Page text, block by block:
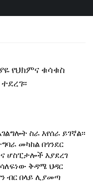
የህክምና ቁሳቁስ
ስራ እየሰራ ይገኛል፡፡
መካከል በጎንደር
ሆስፒታሎች እያደረገ
ቅዳሜ ህዳር
ብር በላይ ሊያመጣ